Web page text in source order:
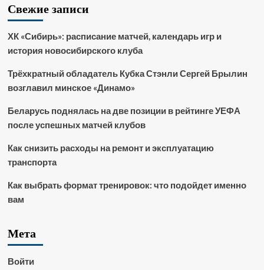
Свежие записи
ХК «Сибирь»: расписание матчей, календарь игр и
история новосибирского клуба
Трёхкратный обладатель Кубка Стэнли Сергей Брылин
возглавил минское «Динамо»
Беларусь поднялась на две позиции в рейтинге УЕФА
после успешных матчей клубов
Как снизить расходы на ремонт и эксплуатацию
транспорта
Как выбрать формат тренировок: что подойдет именно
вам
Мета
Войти